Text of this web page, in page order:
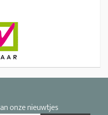
onze nieuwtjes